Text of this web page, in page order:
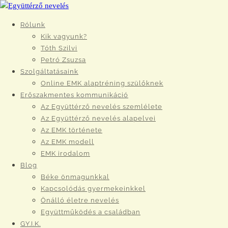
Rólunk
Kik vagyunk?
Tóth Szilvi
Petró Zsuzsa
Szolgáltatásaink
Online EMK alaptréning szülőknek
Erőszakmentes kommunikáció
Az Együttérző nevelés szemlélete
Az Együttérző nevelés alapelvei
Az EMK története
Az EMK modell
EMK irodalom
Blog
Béke önmagunkkal
Kapcsolódás gyermekeinkkel
Önálló életre nevelés
Együttműködés a családban
GY.I.K.